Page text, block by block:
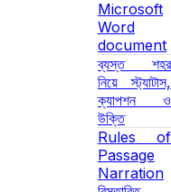
Microsoft
Word
document
ব্যস্ত শহর
নিয়ে স্ট্যাটাস,
ক্যাপশন ও
উক্তি
Rules of
Passage
Narration